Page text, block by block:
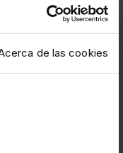
de las cookies